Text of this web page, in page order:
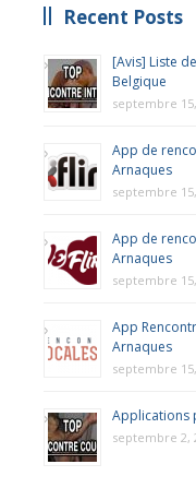
Recent Posts
[Avis] Liste
Belgique
septembre
App de
Arnaques
septembre
App de
Arnaques
septembre
App
Arnaques
septembre
Applications
septembre 2,